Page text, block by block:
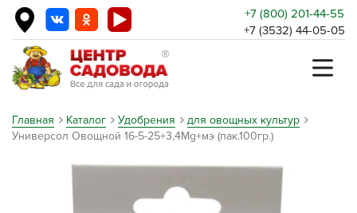
+7 (800) 201-44-55
+7 (3532) 44-05-05
Главная Каталог Удобрения
для овощных культур
Универсол Овощной 16-5-25+3,4Mg+мэ (пак.100гр.)